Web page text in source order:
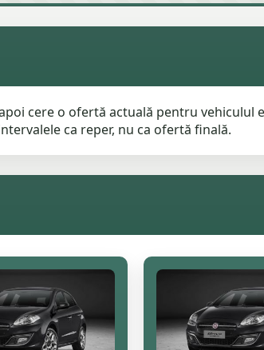
cere o ofertă actuală pentru vehiculul
ca reper, nu ca ofertă finală.